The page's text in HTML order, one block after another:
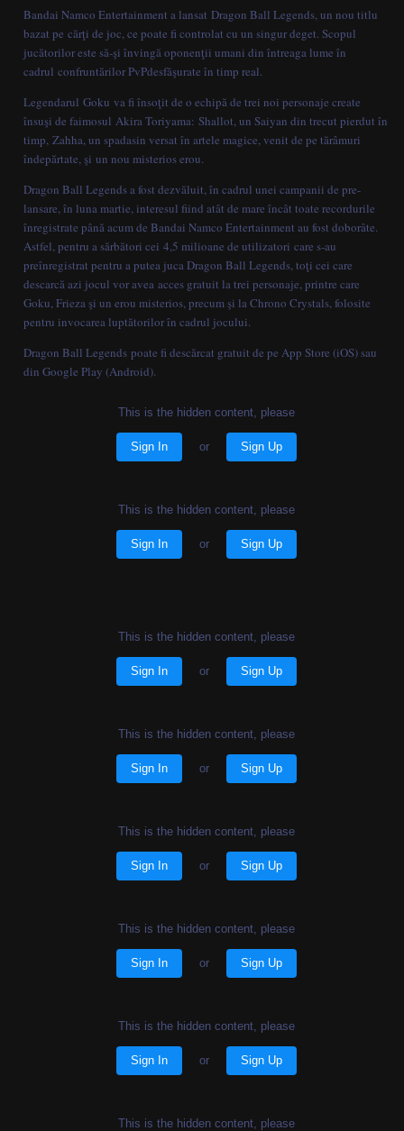
Bandai Namco Entertainment a lansat Dragon Ball Legends, un nou titlu
bazat pe cărţi de joc, ce poate fi controlat cu un singur deget. Scopul
jucătorilor este să-şi învingă oponenţii umani din întreaga lume în
cadrul confruntărilor PvPdesfăşurate în timp real.
Legendarul Goku va fi însoţit de o echipă de trei noi personaje create
însuşi de faimosul Akira Toriyama: Shallot, un Saiyan din trecut pierdut în
timp, Zahha, un spadasin versat în artele magice, venit de pe tărâmuri
îndepărtate, şi un nou misterios erou.
Dragon Ball Legends a fost dezvăluit, în cadrul unei campanii de pre-
lansare, în luna martie, interesul fiind atât de mare încât toate recordurile
înregistrate până acum de Bandai Namco Entertainment au fost doborâte.
Astfel, pentru a sărbători cei 4,5 milioane de utilizatori care s-au
preînregistrat pentru a putea juca Dragon Ball Legends, toţi cei care
descarcă azi jocul vor avea acces gratuit la trei personaje, printre care
Goku, Frieza şi un erou misterios, precum şi la Chrono Crystals, folosite
pentru invocarea luptătorilor în cadrul jocului.
Dragon Ball Legends poate fi descărcat gratuit de pe App Store (iOS) sau
din Google Play (Android).
This is the hidden content, please
Sign In or Sign Up
This is the hidden content, please
Sign In or Sign Up
This is the hidden content, please
Sign In or Sign Up
This is the hidden content, please
Sign In or Sign Up
This is the hidden content, please
Sign In or Sign Up
This is the hidden content, please
Sign In or Sign Up
This is the hidden content, please
Sign In or Sign Up
This is the hidden content, please